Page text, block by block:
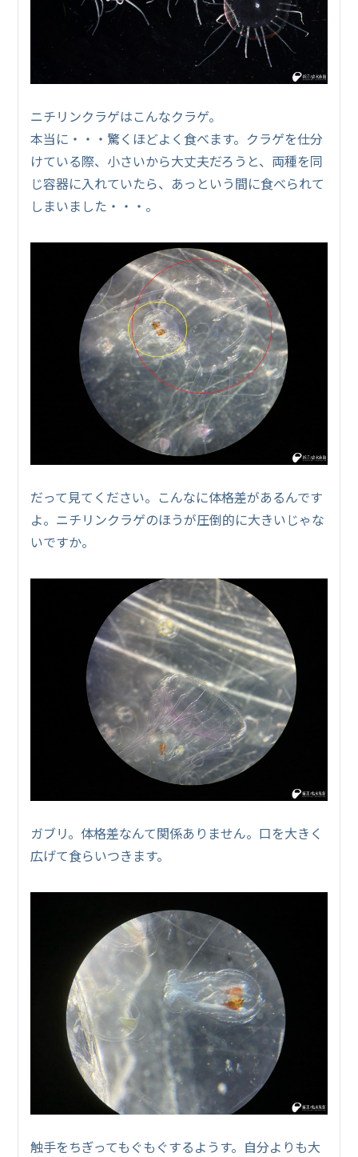
ニチリンクラゲはこんなクラゲ。
本当に・・・驚くほどよく食べます。クラゲを仕分
けている際、小さいから大丈夫だろうと、両種を同
じ容器に入れていたら、あっという間に食べられて
しまいました・・・。
だって見てください。こんなに体格差があるんです
よ。ニチリンクラゲのほうが圧倒的に大きいじゃな
いですか。
ガブリ。体格差なんて関係ありません。口を大きく
広げて食らいつきます。
触手をちぎってもぐもぐするようす。自分よりも大